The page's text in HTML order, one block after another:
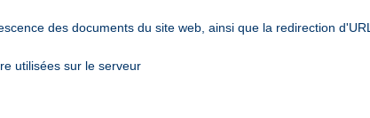
des documents du site web, ainsi que la redirection d'URL
utilisées sur le serveur